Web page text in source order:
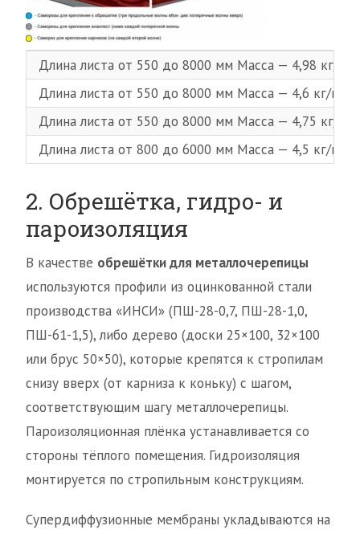
Длина листа от 550 до 8000 мм Масса — 4,98 кг/
Длина листа от 550 до 8000 мм Масса — 4,6 кг/м2
Длина листа от 550 до 8000 мм Масса — 4,75 кг/
Длина листа от 800 до 6000 мм Масса — 4,5 кг/м2
2. Обрешётка, гидро- и
пароизоляция
В качестве обрешётки для металлочерепицы
используются профили из оцинкованной стали
производства «ИНСИ» (ПШ-28-0,7, ПШ-28-1,0,
ПШ-61-1,5), либо дерево (доски 25×100, 32×100
или брус 50×50), которые крепятся к стропилам
снизу вверх (от карниза к коньку) с шагом,
соответствующим шагу металлочерепицы.
Пароизоляционная плёнка устанавливается со
стороны тёплого помещения. Гидроизоляция
монтируется по стропильным конструкциям.
Супердиффузионные мембраны укладываются на